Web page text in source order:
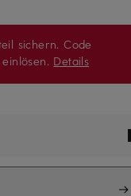
sichern. Code
Details